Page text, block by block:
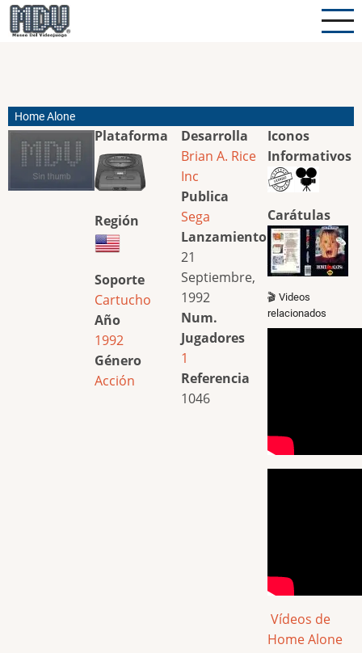
Pasar
al
Home Alone
Plataforma
Región
Soporte
Cartucho
Año
1992
Género
Acción
Desarrolla
Brian A. Rice
Inc
Publica
Sega
Lanzamiento
21
Septiembre,
1992
Num.
Jugadores
1
Referencia
1046
Iconos
Informativos
Carátulas
🎬 Videos
relacionados
Vídeos de
Home Alone